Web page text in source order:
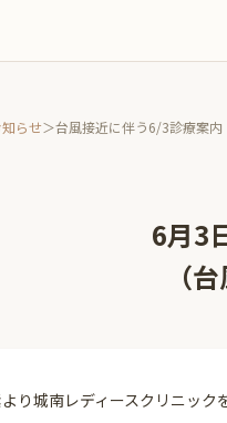
知らせ＞台風接近に伴う6/3診療案内
6月3
（
り城南レディースクリニック